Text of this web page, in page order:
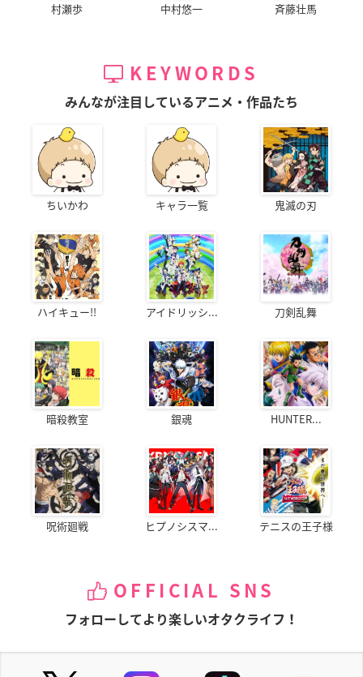
村瀬歩 中村悠一 斉藤壮馬
KEYWORDS
みんなが注目しているアニメ・作品たち
ちいかわ キャラ一覧 鬼滅の刃
ハイキュー!! アイドリッシ... 刀剣乱舞
暗殺教室 銀魂 HUNTER...
呪術廻戦 ヒプノシスマ... テニスの王子様
OFFICIAL SNS
フォローしてより楽しいオタクライフ！